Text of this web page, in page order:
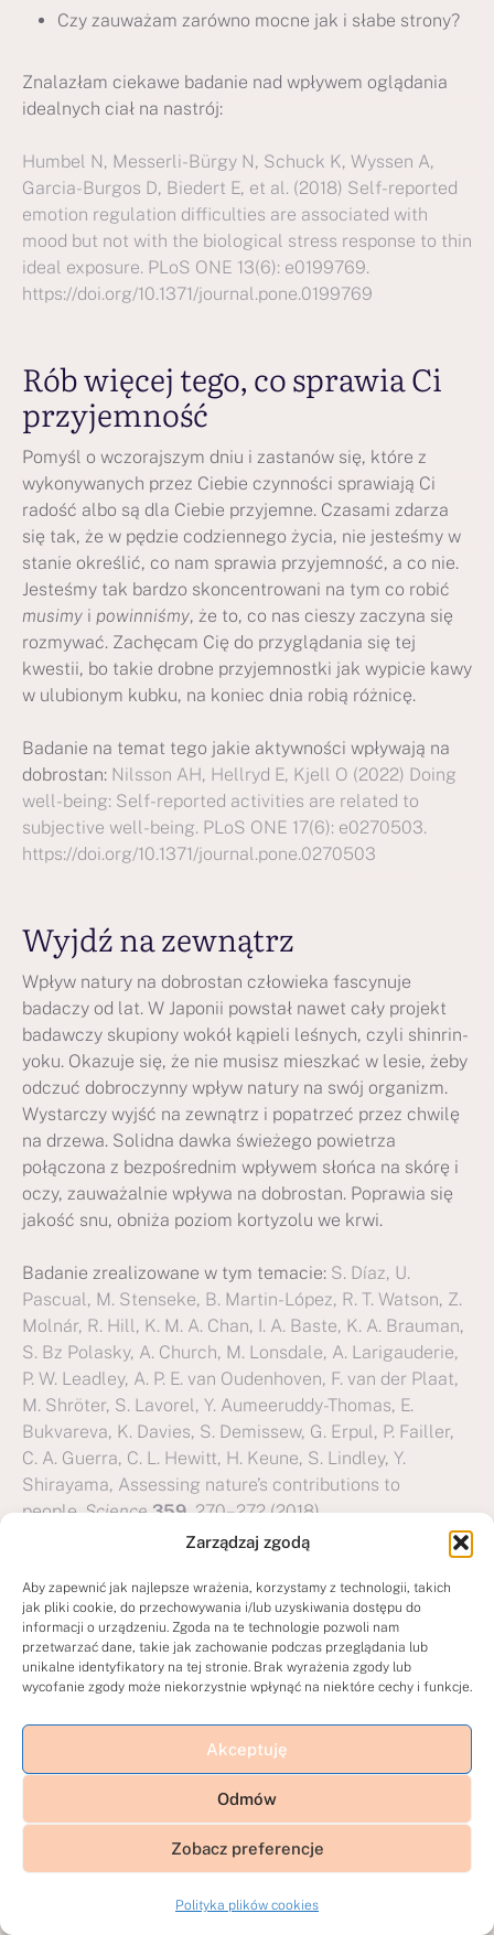
Zarządzaj zgodą
Aby zapewnić jak najlepsze wrażenia, korzystamy z technologii, takich
jak pliki cookie, do przechowywania i/lub uzyskiwania dostępu do
informacji o urządzeniu. Zgoda na te technologie pozwoli nam
przetwarzać dane, takie jak zachowanie podczas przeglądania lub
unikalne identyfikatory na tej stronie. Brak wyrażenia zgody lub
wycofanie zgody może niekorzystnie wpłynąć na niektóre cechy i funkcje.
Akceptuję
Odmów
Zobacz preferencje
Polityka plików cookies
Czy zauważam zarówno mocne jak i słabe strony?
Znalazłam ciekawe badanie nad wpływem oglądania
idealnych ciał na nastrój:
Humbel N, Messerli-Bürgy N, Schuck K, Wyssen A,
Garcia-Burgos D, Biedert E, et al. (2018) Self-reported
emotion regulation difficulties are associated with
mood but not with the biological stress response to thin
ideal exposure. PLoS ONE 13(6): e0199769.
https://doi.org/10.1371/journal.pone.0199769
Rób więcej tego, co sprawia Ci
przyjemność
Pomyśl o wczorajszym dniu i zastanów się, które z
wykonywanych przez Ciebie czynności sprawiają Ci
radość albo są dla Ciebie przyjemne. Czasami zdarza
się tak, że w pędzie codziennego życia, nie jesteśmy w
stanie określić, co nam sprawia przyjemność, a co nie.
Jesteśmy tak bardzo skoncentrowani na tym co robić
musimy i powinniśmy, że to, co nas cieszy zaczyna się
rozmywać. Zachęcam Cię do przyglądania się tej
kwestii, bo takie drobne przyjemnostki jak wypicie kawy
w ulubionym kubku, na koniec dnia robią różnicę.
Badanie na temat tego jakie aktywności wpływają na
dobrostan: Nilsson AH, Hellryd E, Kjell O (2022) Doing
well-being: Self-reported activities are related to
subjective well-being. PLoS ONE 17(6): e0270503.
https://doi.org/10.1371/journal.pone.0270503
Wyjdź na zewnątrz
Wpływ natury na dobrostan człowieka fascynuje
badaczy od lat. W Japonii powstał nawet cały projekt
badawczy skupiony wokół kąpieli leśnych, czyli shinrin-
yoku. Okazuje się, że nie musisz mieszkać w lesie, żeby
odczuć dobroczynny wpływ natury na swój organizm.
Wystarczy wyjść na zewnątrz i popatrzeć przez chwilę
na drzewa. Solidna dawka świeżego powietrza
połączona z bezpośrednim wpływem słońca na skórę i
oczy, zauważalnie wpływa na dobrostan. Poprawia się
jakość snu, obniża poziom kortyzolu we krwi.
Badanie zrealizowane w tym temacie: S. Díaz, U.
Pascual, M. Stenseke, B. Martin-López, R. T. Watson, Z.
Molnár, R. Hill, K. M. A. Chan, I. A. Baste, K. A. Brauman,
S. Bz Polasky, A. Church, M. Lonsdale, A. Larigauderie,
P. W. Leadley, A. P. E. van Oudenhoven, F. van der Plaat,
M. Shröter, S. Lavorel, Y. Aumeeruddy-Thomas, E.
Bukvareva, K. Davies, S. Demissew, G. Erpul, P. Failler,
C. A. Guerra, C. L. Hewitt, H. Keune, S. Lindley, Y.
Shirayama, Assessing nature’s contributions to
people.Science 359, 270–272 (2018).
Unikaj przepracowania
Bez wątpienia pracujemy za dużo. Z danych Eurostatu
wynika, że Polska zamyka podium najdłużej
pracujących krajów Unii Europejskiej. Badacze
w nadmiernym perfekcjonizmie. Ja zastanawiam się nad
efektywnością pracy, która wymaga ciągłego skupienia
przez więcej niż 6 godzin. Ciekawa jestem co by się
stało gdybyśmy starali się pracować mniej, ale bardziej
wydajnie? Czy może jest tak, że nie możemy pracować
mniej, bo w miejsce, które powstanie po zwiększeniu
efektywności wrzucimy nowe zadania?